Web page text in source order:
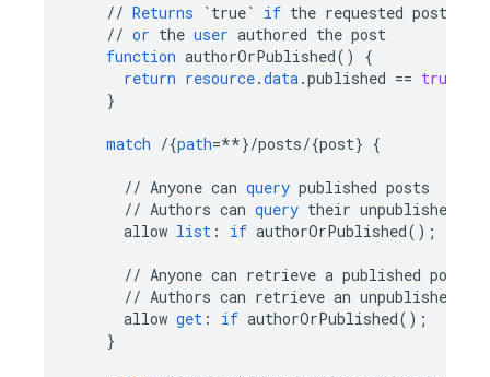
// Returns `true` if the requested post
// or the user authored the post
function authorOrPublished()
{
return resource.data .published == true
}
match /{path=**}/posts/{post} {
// Anyone can query published posts
// Authors can query their unpublished
allow list : if authorOrPublished();
// Anyone can retrieve a published post
// Authors can retrieve an unpublished
allow get : if authorOrPublished();
}